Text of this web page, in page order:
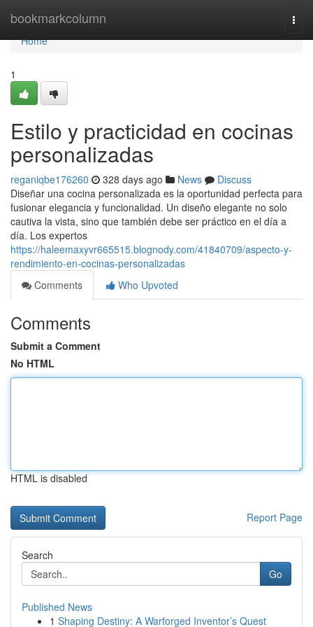
bookmarkcolumn
Home
Home
1
Estilo y practicidad en cocinas
personalizadas
reganiqbe176260 328 days ago News
Discuss
Diseñar una cocina personalizada es la oportunidad perfecta para
fusionar elegancia y funcionalidad. Un diseño elegante no solo
cautiva la vista, sino que también debe ser práctico en el día a
día. Los expertos
https://haleemaxyvr665515.blognody.com/41840709/aspecto-y-
rendimiento-en-cocinas-personalizadas
Comments
Who Upvoted
Comments
Submit a Comment
No HTML
HTML is disabled
Report Page
Search
Go
Published News
1 Shaping Destiny: A Warforged Inventor’s Quest